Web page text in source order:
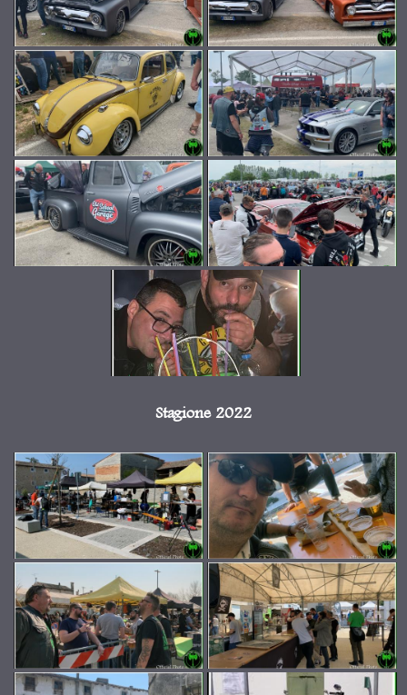
Stagione 2022